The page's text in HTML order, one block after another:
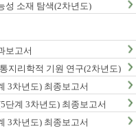
성 소재 탐색(2차년도)
보고서
지리학적 기원 연구(2차년도)
3차년도) 최종보고서
단계 3차년도) 최종보고서
3차년도) 최종보고서